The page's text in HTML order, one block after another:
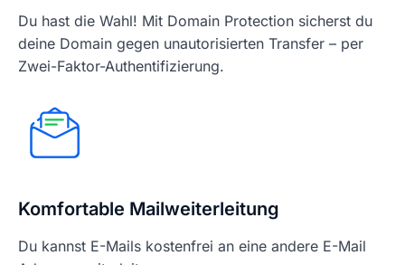
Du hast die Wahl! Mit Domain Protection sicherst du
deine Domain gegen unautorisierten Transfer – per
Zwei-Faktor-Authentifizierung.
Komfortable Mailweiterleitung
Du kannst E-Mails kostenfrei an eine andere E-Mail